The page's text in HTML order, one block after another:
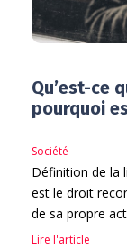
Qu’est-ce
pourquoi
Société
Définition de la
est le droit
de sa propre
Lire l'article